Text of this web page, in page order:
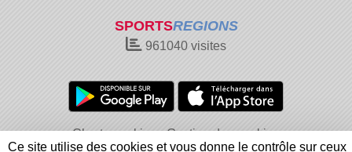
SPORTSREGIONS
961040 visites
Charte cookies
Gestion des cookies
Ce site utilise des cookies et vous donne le contrôle sur ceux